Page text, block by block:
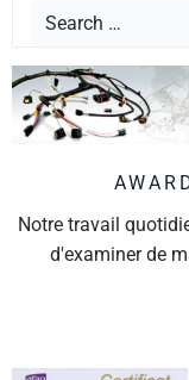
Notre travail
d'examiner de